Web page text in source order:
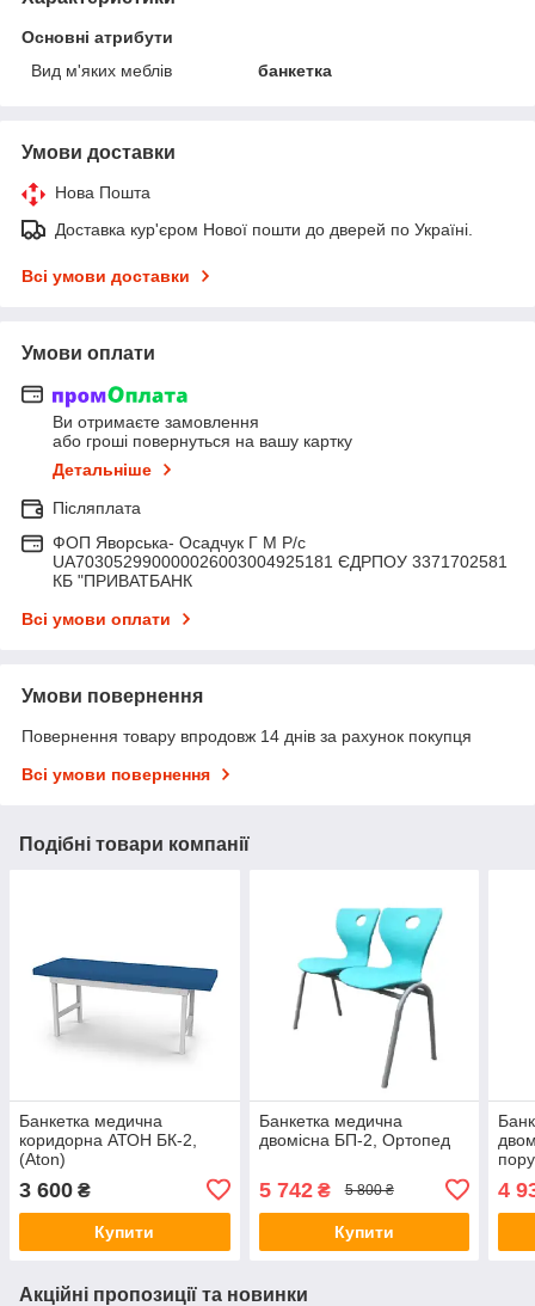
Основні атрибути
Вид м'яких меблів
банкетка
Умови доставки
Нова Пошта
Доставка кур'єром Нової пошти до дверей по Україні.
Всі умови доставки
Умови оплати
Ви отримаєте замовлення
або гроші повернуться на вашу картку
Детальніше
Післяплата
ФОП Яворська- Осадчук Г М Р/c
UA703052990000026003004925181 ЄДРПОУ 3371702581
КБ "ПРИВАТБАНК
Всі умови оплати
Умови повернення
Повернення товару впродовж 14 днів за рахунок покупця
Всі умови повернення
Подібні товари компанії
Банкетка медична
коридорна АТОН БК-2,
(Aton)
3 600 ₴
Купити
Банкетка медична
двомісна БП-2, Ортопед
5 742₴ 5 800 ₴
Купити
4
Акційні пропозиції та новинки